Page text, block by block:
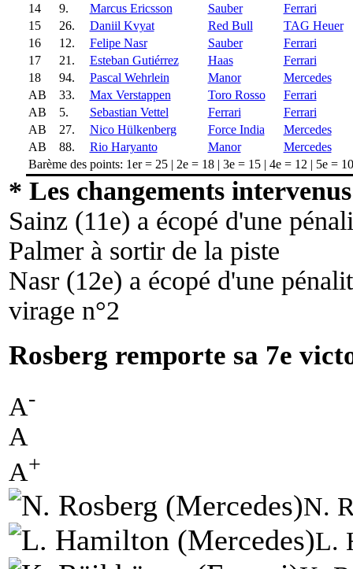
14
9. Marcus Ericsson Sauber
Ferrari
15
26. Daniil Kvyat Red Bull
TAG Heuer
16
12. Felipe Nasr Sauber
Ferrari
17
21. Esteban Gutiérrez Haas
Ferrari
18
94. Pascal Wehrlein Manor
Mercedes
AB
33. Max Verstappen Toro Rosso
Ferrari
AB
5. Sebastian Vettel Ferrari
Ferrari
AB
27. Nico Hülkenberg Force India
Mercedes
AB
88. Rio Haryanto Manor
Mercedes
Barème des points: 1er = 25 | 2e = 18 | 3e = 15 | 4e = 12 | 5e =
* Les changements
Sainz (11e) a écopé d'une
Palmer à sortir de la piste
Nasr (12e) a écopé d'une
virage n°2
Rosberg remporte sa 7e
A-
A
A+
N.
L.